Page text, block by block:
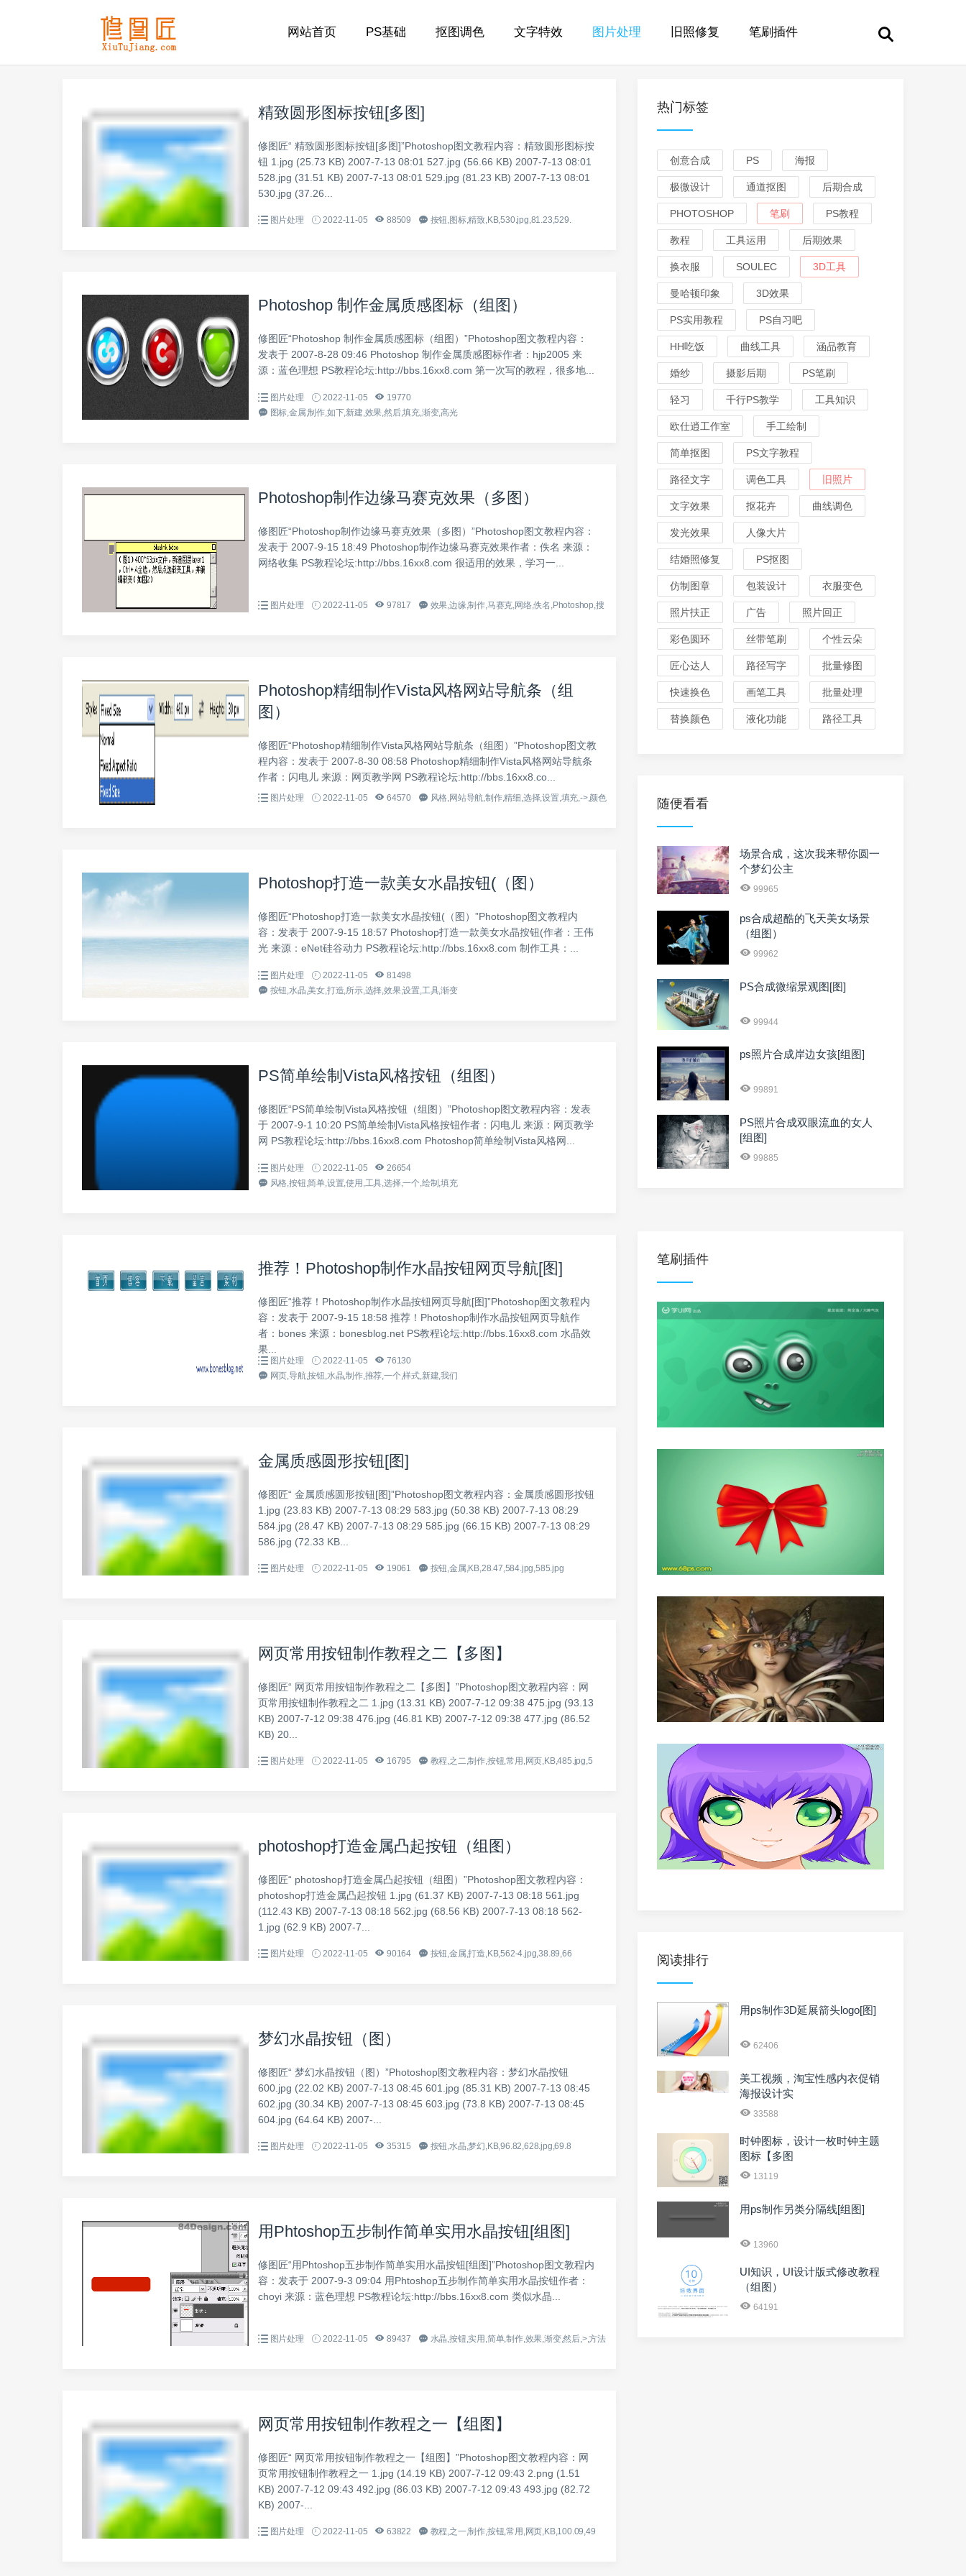
网站首页 PS基础 抠图调色 文字特效 图片处理 旧照修复 笔刷插件
精致圆形图标按钮[多图]
修图匠“ 精致圆形图标按钮[多图]”Photoshop图文教程内容：精致圆形图标按
钮 1.jpg (25.73 KB) 2007-7-13 08:01 527.jpg (56.66 KB) 2007-7-13 08:01
528.jpg (31.51 KB) 2007-7-13 08:01 529.jpg (81.23 KB) 2007-7-13 08:01
530.jpg (37.26...
图片处理 2022-11-05 88509 按钮,图标,精致,KB,530.jpg,81.23,529.
Photoshop 制作金属质感图标（组图）
修图匠“Photoshop 制作金属质感图标（组图）”Photoshop图文教程内容：
发表于 2007-8-28 09:46 Photoshop 制作金属质感图标作者：hjp2005 来
源：蓝色理想 PS教程论坛:http://bbs.16xx8.com 第一次写的教程，很多地...
图片处理 2022-11-05
19770
图标,金属,制作,如下,新建,效果,然后,填充,渐变,高光
Photoshop制作边缘马赛克效果（多图）
修图匠“Photoshop制作边缘马赛克效果（多图）”Photoshop图文教程内容：
发表于 2007-9-15 18:49 Photoshop制作边缘马赛克效果作者：佚名 来源：
网络收集 PS教程论坛:http://bbs.16xx8.com 很适用的效果，学习一...
图片处理 2022-11-05 97817 效果,边缘,制作,马赛克,网络,佚名,Photoshop,搜
Photoshop精细制作Vista风格网站导航条（组
图）
修图匠“Photoshop精细制作Vista风格网站导航条（组图）”Photoshop图文教
程内容：发表于 2007-8-30 08:58 Photoshop精细制作Vista风格网站导航条
作者：闪电儿 来源：网页教学网 PS教程论坛:http://bbs.16xx8.co...
图片处理 2022-11-05 64570 风格,网站导航,制作,精细,选择,设置,填充,->,颜色
Photoshop打造一款美女水晶按钮(（图）
修图匠“Photoshop打造一款美女水晶按钮(（图）”Photoshop图文教程内
容：发表于 2007-9-15 18:57 Photoshop打造一款美女水晶按钮(作者：王伟
光 来源：eNet硅谷动力 PS教程论坛:http://bbs.16xx8.com 制作工具：...
图片处理 2022-11-05
81498
按钮,水晶,美女,打造,所示,选择,效果,设置,工具,渐变
PS简单绘制Vista风格按钮（组图）
修图匠“PS简单绘制Vista风格按钮（组图）”Photoshop图文教程内容：发表
于 2007-9-1 10:20 PS简单绘制Vista风格按钮作者：闪电儿 来源：网页教学
网 PS教程论坛:http://bbs.16xx8.com Photoshop简单绘制Vista风格网...
图片处理 2022-11-05
26654
风格,按钮,简单,设置,使用,工具,选择,一个,绘制,填充
推荐！Photoshop制作水晶按钮网页导航[图]
修图匠“推荐！Photoshop制作水晶按钮网页导航[图]”Photoshop图文教程内
容：发表于 2007-9-15 18:58 推荐！Photoshop制作水晶按钮网页导航作
者：bones 来源：bonesblog.net PS教程论坛:http://bbs.16xx8.com 水晶效
果...
图片处理 2022-11-05
76130
网页,导航,按钮,水晶,制作,推荐,一个,样式,新建,我们
金属质感圆形按钮[图]
修图匠“ 金属质感圆形按钮[图]”Photoshop图文教程内容：金属质感圆形按钮
1.jpg (23.83 KB) 2007-7-13 08:29 583.jpg (50.38 KB) 2007-7-13 08:29
584.jpg (28.47 KB) 2007-7-13 08:29 585.jpg (66.15 KB) 2007-7-13 08:29
586.jpg (72.33 KB...
图片处理 2022-11-05 19061 按钮,金属,KB,28.47,584.jpg,585.jpg
网页常用按钮制作教程之二【多图】
修图匠“ 网页常用按钮制作教程之二【多图】”Photoshop图文教程内容：网
页常用按钮制作教程之二 1.jpg (13.31 KB) 2007-7-12 09:38 475.jpg (93.13
KB) 2007-7-12 09:38 476.jpg (46.81 KB) 2007-7-12 09:38 477.jpg (86.52
KB) 20...
图片处理 2022-11-05 16795 教程,之二,制作,按钮,常用,网页,KB,485.jpg,5
photoshop打造金属凸起按钮（组图）
修图匠“ photoshop打造金属凸起按钮（组图）”Photoshop图文教程内容：
photoshop打造金属凸起按钮 1.jpg (61.37 KB) 2007-7-13 08:18 561.jpg
(112.43 KB) 2007-7-13 08:18 562.jpg (68.56 KB) 2007-7-13 08:18 562-
1.jpg (62.9 KB) 2007-7...
图片处理 2022-11-05 90164 按钮,金属,打造,KB,562-4.jpg,38.89,66
梦幻水晶按钮（图）
修图匠“ 梦幻水晶按钮（图）”Photoshop图文教程内容：梦幻水晶按钮
600.jpg (22.02 KB) 2007-7-13 08:45 601.jpg (85.31 KB) 2007-7-13 08:45
602.jpg (30.34 KB) 2007-7-13 08:45 603.jpg (73.8 KB) 2007-7-13 08:45
604.jpg (64.64 KB) 2007-...
图片处理 2022-11-05 35315 按钮,水晶,梦幻,KB,96.82,628.jpg,69.8
用Phtoshop五步制作简单实用水晶按钮[组图]
修图匠“用Phtoshop五步制作简单实用水晶按钮[组图]”Photoshop图文教程内
容：发表于 2007-9-3 09:04 用Phtoshop五步制作简单实用水晶按钮作者：
choyi 来源：蓝色理想 PS教程论坛:http://bbs.16xx8.com 类似水晶...
图片处理 2022-11-05 89437 水晶,按钮,实用,简单,制作,效果,渐变,然后,>,方法
网页常用按钮制作教程之一【组图】
修图匠“ 网页常用按钮制作教程之一【组图】”Photoshop图文教程内容：网
页常用按钮制作教程之一 1.jpg (14.19 KB) 2007-7-12 09:43 2.png (1.51
KB) 2007-7-12 09:43 492.jpg (86.03 KB) 2007-7-12 09:43 493.jpg (82.72
KB) 2007-...
图片处理 2022-11-05 63822 教程,之一,制作,按钮,常用,网页,KB,100.09,49
热门标签
创意合成 PS 海报
极微设计 通道抠图 后期合成
PHOTOSHOP 笔刷 PS教程
教程 工具运用 后期效果
换衣服 SOULEC 3D工具
曼哈顿印象 3D效果
PS实用教程 PS自习吧
HH吃饭 曲线工具 涵品教育
婚纱 摄影后期 PS笔刷
轻习 千行PS教学 工具知识
欧仕逍工作室 手工绘制
简单抠图 PS文字教程
路径文字 调色工具 旧照片
文字效果 抠花卉 曲线调色
发光效果 人像大片
结婚照修复 PS抠图
仿制图章 包装设计 衣服变色
照片扶正 广告 照片回正
彩色圆环 丝带笔刷 个性云朵
匠心达人 路径写字 批量修图
快速换色 画笔工具 批量处理
替换颜色 液化功能 路径工具
随便看看
场景合成，这次我来帮你圆一
个梦幻公主
99965
ps合成超酷的飞天美女场景
（组图）
99962
PS合成微缩景观图[图]
99944
ps照片合成岸边女孩[组图]
99891
PS照片合成双眼流血的女人
[组图]
99885
笔刷插件
阅读排行
用ps制作3D延展箭头logo[图]
62406
美工视频，淘宝性感内衣促销
海报设计实
33588
时钟图标，设计一枚时钟主题
图标【多图
13119
用ps制作另类分隔线[组图]
13960
UI知识，UI设计版式修改教程
（组图）
64191